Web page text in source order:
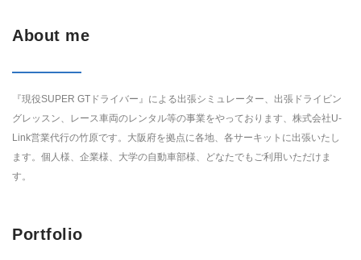
About me
『現役SUPER GTドライバー』による出張シミュレーター、出張ドライビン
グレッスン、レース車両のレンタル等の事業をやっております、株式会社U-
Link営業代行の竹原です。大阪府を拠点に各地、各サーキットに出張いたし
ます。個人様、企業様、大学の自動車部様、どなたでもご利用いただけま
す。
Portfolio